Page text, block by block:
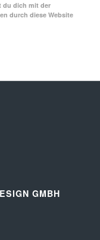
du dich mit der
durch diese Website
GMBH